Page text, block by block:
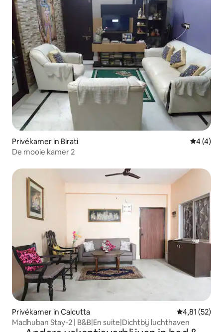
Privékamer in Birati
4 (4)
De mooie kamer 2
Privékamer in Calcutta Gemiddelde
4,81 (52)
Madhuban Stay-2 | B&B|En suite|Dichtbij luchthaven